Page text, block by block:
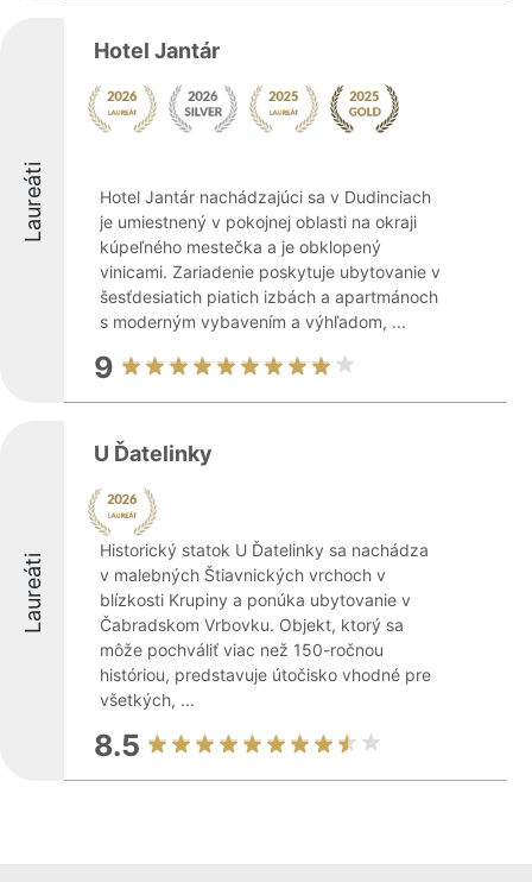
Laureáti
Hotel Jantár
Hotel Jantár nachádzajúci sa v Dudinciach
je umiestnený v pokojnej oblasti na okraji
kúpeľného mestečka a je obklopený
vinicami. Zariadenie poskytuje ubytovanie v
šesťdesiatich piatich izbách a apartmánoch
s moderným vybavením a výhľadom, ...
9
Laureáti
U Ďatelinky
Historický statok U Ďatelinky sa nachádza
v malebných Štiavnických vrchoch v
blízkosti Krupiny a ponúka ubytovanie v
Čabradskom Vrbovku. Objekt, ktorý sa
môže pochváliť viac než 150-ročnou
históriou, predstavuje útočisko vhodné pre
všetkých, ...
8.5